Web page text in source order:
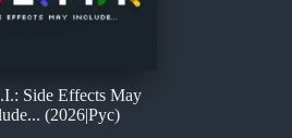
Side Effects May
(2026|Рус)